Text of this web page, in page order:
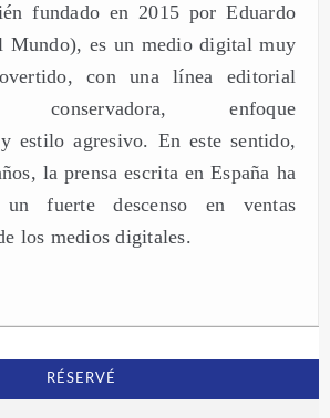
fundado en 2015 por Eduardo
Mundo), es un medio digital muy
con una línea editorial
conservadora, enfoque
estilo agresivo. En este sentido,
la prensa escrita en España ha
un fuerte descenso en ventas
los medios digitales.
RÉSERVÉ